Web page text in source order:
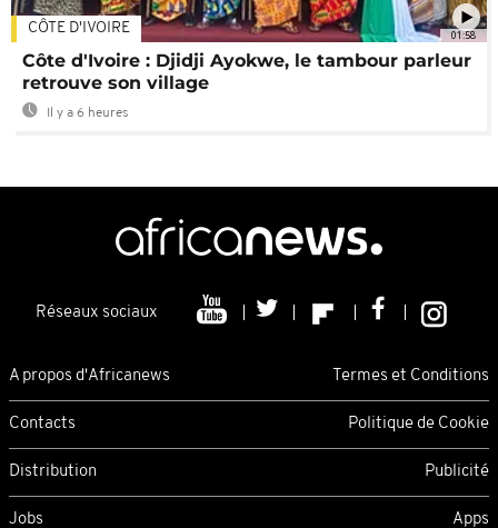
01:58
CÔTE D'IVOIRE
Côte d'Ivoire : Djidji Ayokwe, le tambour parleur
retrouve son village
Il y a 6 heures
Réseaux sociaux
A propos d'Africanews Termes et Conditions
Contacts Politique de Cookie
Distribution Publicité
Jobs Apps